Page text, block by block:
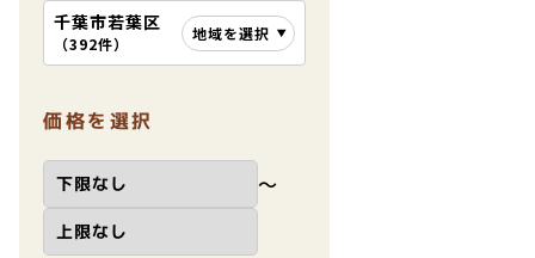
千葉市若葉区
（392件）
地域を選択
価格を選択
〜